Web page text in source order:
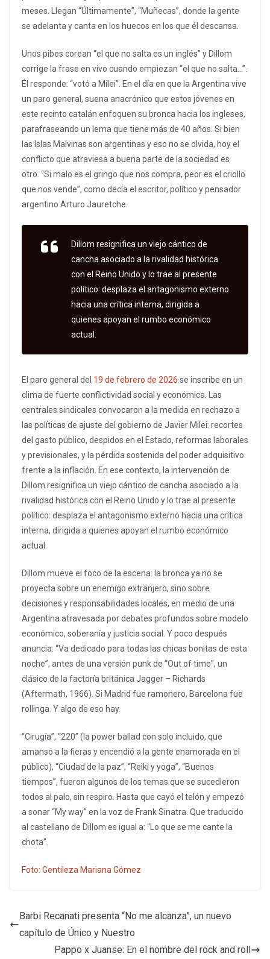
meses. Llegan “Últimamente”, “Muñecas”, donde la gente
se adelanta y canta en los huecos en los que él descansa.
Unos pibes corean “el que no salta es un inglés” y Dillom
corrige la frase en vivo cuando empiezan “el que no salta…”.
Él responde: “votó a Milei”. En el día en que la Argentina vive
un paro general, suena anacrónico que estos jóvenes en
este recinto catalán enfoquen su bronca hacia los ingleses,
parafraseando un lema que tiene más de 40 años. Si bien
las Islas Malvinas son argentinas y eso no se olvida, hoy el
conflicto que atraviesa a buena parte de la sociedad es
otro. “Si malo es el gringo que nos compra, peor es el criollo
que nos vende”, como decía el escritor, político y pensador
argentino Arturo Jauretche.
Dillom resignifica un viejo cántico de
cancha asociado a la rivalidad histórica
con el Reino Unido y lo trae al presente
político: desplaza el antagonismo externo
hacia una crítica interna, dirigida a
quienes apoyan el rumbo económico
actual.
El paro general del 19 de febrero de 2026 se inscribe en un
clima de fuerte conflictividad social y económica. Las
centrales sindicales convocaron a la medida en rechazo a
las políticas de ajuste del gobierno de Javier Milei: recortes
del gasto público, despidos en el Estado, reformas laborales
y previsionales, y la pérdida sostenida del poder adquisitivo
frente a la inflación. En ese contexto, la intervención de
Dillom resignifica un viejo cántico de cancha asociado a la
rivalidad histórica con el Reino Unido y lo trae al presente
político: desplaza el antagonismo externo hacia una crítica
interna, dirigida a quienes apoyan el rumbo económico
actual.
Dillom mueve el foco de la escena: la bronca ya no se
proyecta sobre un enemigo extranjero, sino sobre
decisiones y responsabilidades locales, en medio de una
Argentina atravesada por debates profundos sobre modelo
económico, soberanía y justicia social. Y poco después
anuncia: “Va dedicado para todas las chicas bonitas de esta
noche”, antes de una versión punk de “Out of time”, un
clásico de la factoría británica Jagger – Richards
(Aftermath, 1966). Si Madrid fue ramonero, Barcelona fue
rollinga. Y algo de eso hay.
“Cirugía”, “220” (la power ballad con solo incluido, que
amansó a la fieras y encendió a la gente enamorada en el
público), “Ciudad de la paz”, “Reiki y yoga”, “Buenos
tiempos”, fueron algunos de los temas que se sucedieron
todos al palo, sin respiro. Hasta que cayó el telón y empezó
a sonar “My way” en la voz de Frank Sinatra. Que traducido
al castellano de Dillom es igual a: “Lo que se me cante la
chota”.
Foto: Gentileza Mariana Gómez
Barbi Recanati presenta “No me alcanza”, un nuevo
capítulo de Único y Nuestro
Pappo x Juanse: En el nombre del rock and roll